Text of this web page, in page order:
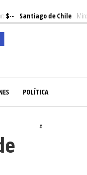
$-- Santiago de Chile Min:
POLÍTICA
#